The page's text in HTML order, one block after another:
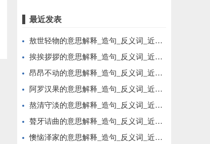
最近发表
敖世轻物的意思解释_造句_反义词_近义词_成语故事
挨挨拶拶的意思解释_造句_反义词_近义词_成语故事
昂昂不动的意思解释_造句_反义词_近义词_成语故事
阿罗汉果的意思解释_造句_反义词_近义词_成语故事
熬清守淡的意思解释_造句_反义词_近义词_成语故事
聱牙诘曲的意思解释_造句_反义词_近义词_成语故事
懊恼泽家的意思解释_造句_反义词_近义词_成语故事